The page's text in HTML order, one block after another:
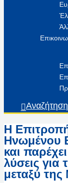
Αναζήτηση
Η Επιτροπή
Ηνωμένου
και
λύσεις
μεταξύ